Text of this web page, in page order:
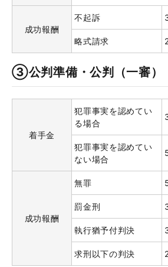
成功報酬
不起訴
略式請求
③公判準備・公判（一審）
着手金
犯罪事実を認めてい
る場合
犯罪事実を認めてい
ない場合
成功報酬
無罪
罰金刑
執行猶予付判決
求刑以下の判決